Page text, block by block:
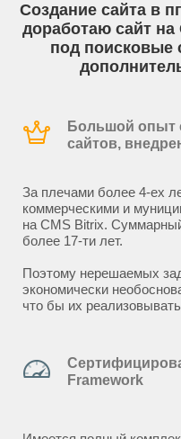
Создание сайта в
доработаю сайт
под поисковые
Большой опыт
сайтов,
За плечами более 4-ех
коммерческими и
на CMS Bitrix.
более 17-ти лет.
Поэтому нерешаемых
экономически
что бы их
Framework